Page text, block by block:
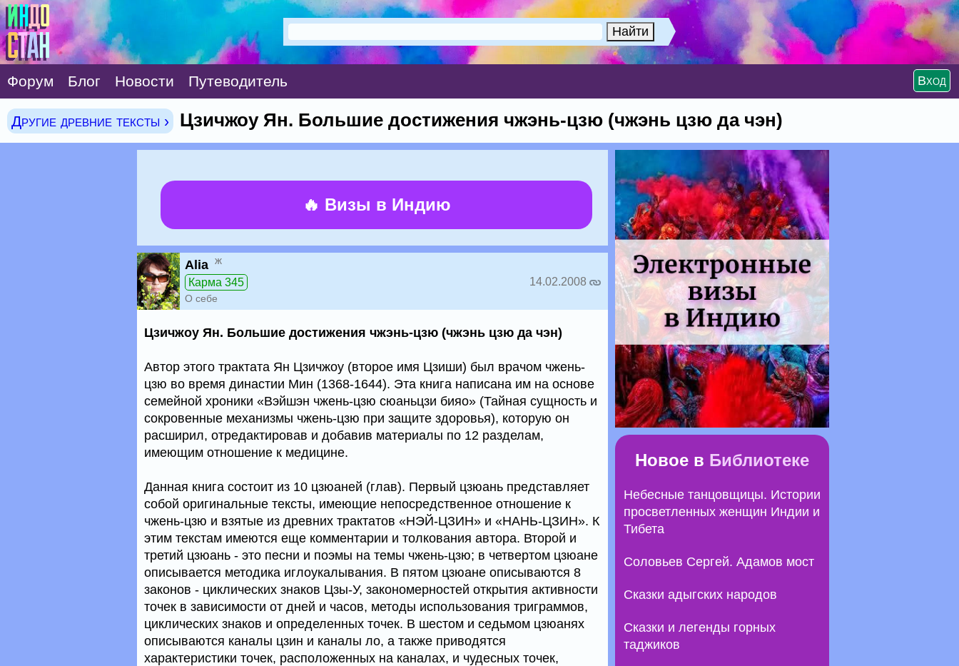
Форум Блог Новости Путеводитель Вход
Другие древние тексты › Цзичжоу Ян. Большие достижения чжэнь-цзю (чжэнь цзю да чэн)
🔥 Визы в Индию
Alia ж
Карма 345
О себе
14.02.2008
Цзичжоу Ян. Большие достижения чжэнь-цзю (чжэнь цзю да чэн)
Автор этого трактата Ян Цзичжоу (второе имя Цзиши) был врачом чжень-
цзю во время династии Мин (1368-1644). Эта книга написана им на основе
семейной хроники «Вэйшэн чжень-цзю сюаньцзи бияо» (Тайная сущность и
сокровенные механизмы чжень-цзю при защите здоровья), которую он
расширил, отредактировав и добавив материалы по 12 разделам,
имеющим отношение к медицине.
Данная книга состоит из 10 цзюаней (глав). Первый цзюань представляет
собой оригинальные тексты, имеющие непосредственное отношение к
чжень-цзю и взятые из древних трактатов «НЭЙ-ЦЗИН» и «НАНЬ-ЦЗИН». К
этим текстам имеются еще комментарии и толкования автора. Второй и
третий цзюань - это песни и поэмы на темы чжень-цзю; в четвертом цзюане
описывается методика иглоукалывания. В пятом цзюане описываются 8
законов - циклических знаков Цзы-У, закономерностей открытия активности
точек в зависимости от дней и часов, методы использования триграммов,
циклических знаков и определенных точек. В шестом и седьмом цзюанях
описываются каналы цзин и каналы ло, а также приводятся
характеристики точек, расположенных на каналах, и чудесных точек,
Новое в Библиотеке
Небесные танцовщицы. Истории
просветленных женщин Индии и
Тибета
Соловьев Сергей. Адамов мост
Сказки адыгских народов
Сказки и легенды горных
таджиков